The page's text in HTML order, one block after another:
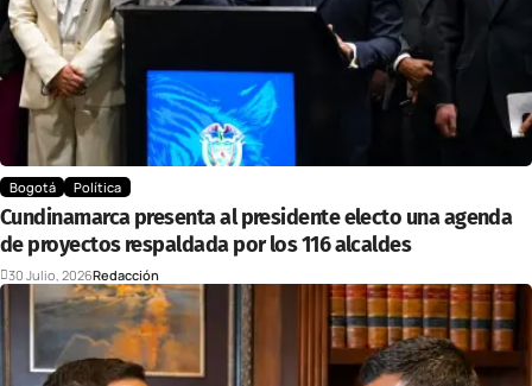
Bogotá Política
Cundinamarca presenta al presidente electo una agenda
de proyectos respaldada por los 116 alcaldes
30 Julio, 2026Redacción